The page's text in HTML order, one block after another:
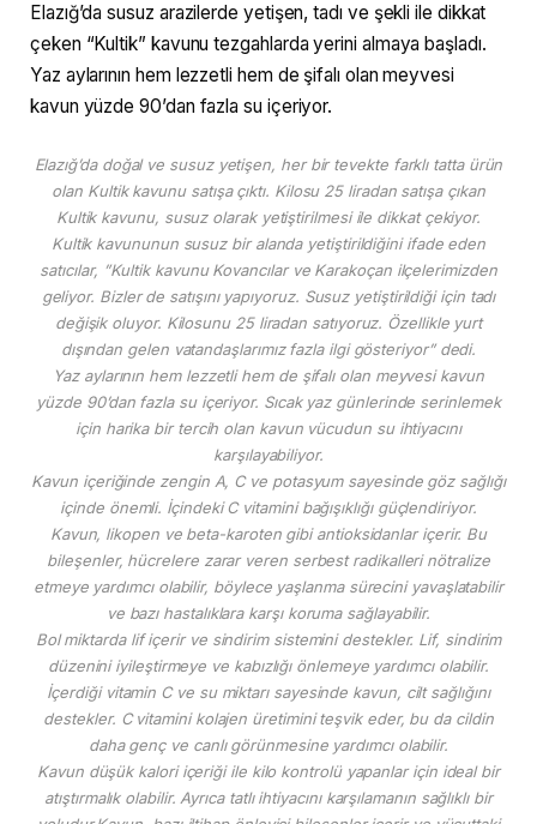
Elazığ’da susuz arazilerde yetişen, tadı ve şekli ile dikkat
çeken “Kultik” kavunu tezgahlarda yerini almaya başladı.
Yaz aylarının hem lezzetli hem de şifalı olan meyvesi
kavun yüzde 90’dan fazla su içeriyor.
Elazığ’da doğal ve susuz yetişen, her bir tevekte farklı tatta ürün
olan Kultik kavunu satışa çıktı. Kilosu 25 liradan satışa çıkan
Kultik kavunu, susuz olarak yetiştirilmesi ile dikkat çekiyor.
Kultik kavununun susuz bir alanda yetiştirildiğini ifade eden
satıcılar, ”Kultik kavunu Kovancılar ve Karakoçan ilçelerimizden
geliyor. Bizler de satışını yapıyoruz. Susuz yetiştirildiği için tadı
değişik oluyor. Kilosunu 25 liradan satıyoruz. Özellikle yurt
dışından gelen vatandaşlarımız fazla ilgi gösteriyor” dedi.
Yaz aylarının hem lezzetli hem de şifalı olan meyvesi kavun
yüzde 90’dan fazla su içeriyor. Sıcak yaz günlerinde serinlemek
için harika bir tercih olan kavun vücudun su ihtiyacını
karşılayabiliyor.
Kavun içeriğinde zengin A, C ve potasyum sayesinde göz sağlığı
içinde önemli. İçindeki C vitamini bağışıklığı güçlendiriyor.
Kavun, likopen ve beta-karoten gibi antioksidanlar içerir. Bu
bileşenler, hücrelere zarar veren serbest radikalleri nötralize
etmeye yardımcı olabilir, böylece yaşlanma sürecini yavaşlatabilir
ve bazı hastalıklara karşı koruma sağlayabilir.
Bol miktarda lif içerir ve sindirim sistemini destekler. Lif, sindirim
düzenini iyileştirmeye ve kabızlığı önlemeye yardımcı olabilir.
İçerdiği vitamin C ve su miktarı sayesinde kavun, cilt sağlığını
destekler. C vitamini kolajen üretimini teşvik eder, bu da cildin
daha genç ve canlı görünmesine yardımcı olabilir.
Kavun düşük kalori içeriği ile kilo kontrolü yapanlar için ideal bir
atıştırmalık olabilir. Ayrıca tatlı ihtiyacını karşılamanın sağlıklı bir